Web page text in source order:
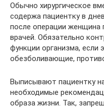
Обычно хирургическое
содержа пациентку в
после операции
врачей. Обязательно
функции организма, если
обезболивающие,
Выписывают пациентку
необходимые
образа жизни. Так,